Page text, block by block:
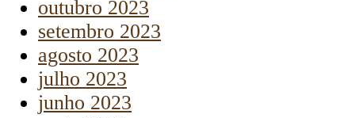
outubro 2023
setembro 2023
agosto 2023
julho 2023
junho 2023